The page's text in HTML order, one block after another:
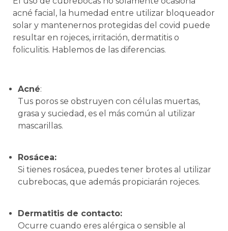
acné facial, la humedad entre utilizar bloqueador
solar y mantenernos protegidas del covid puede
resultar en rojeces, irritación, dermatitis o
foliculitis. Hablemos de las diferencias.
Acné:
Tus poros se obstruyen con células muertas,
grasa y suciedad, es el más común al utilizar
mascarillas.
Rosácea:
Si tienes rosácea, puedes tener brotes al utilizar
cubrebocas, que además propiciarán rojeces.
Dermatitis de contacto:
Ocurre cuando eres alérgica o sensible al